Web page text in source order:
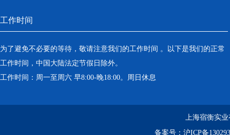
工作时间
为了避免不必要的等待，敬请注意我们的工作时间 。以下是我们的正常
工作时间，中国大陆法定节假日除外。
工作时间：周一至周六 早8:00-晚18:00。周日休息
上海宿衡实
备案号： 沪ICP备